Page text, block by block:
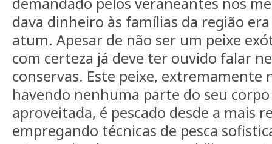
dava dinheiro às famílias da região
atum. Apesar de não ser um peixe
com certeza já deve ter ouvido falar
conservas. Este peixe,
havendo nenhuma parte do seu
aproveitada, é pescado desde a mais
empregando técnicas de pesca